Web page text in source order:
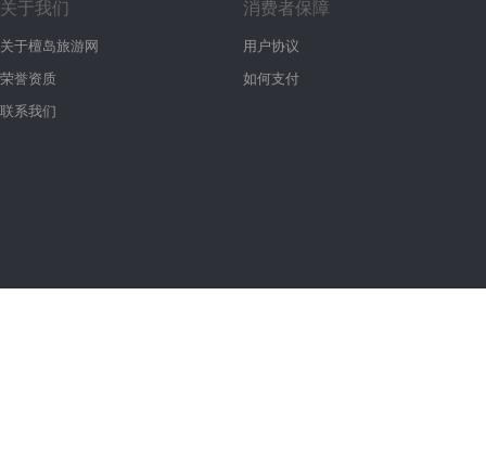
关于我们
关于檀岛旅游网
荣誉资质
联系我们
消费者保障
用户协议
如何支付